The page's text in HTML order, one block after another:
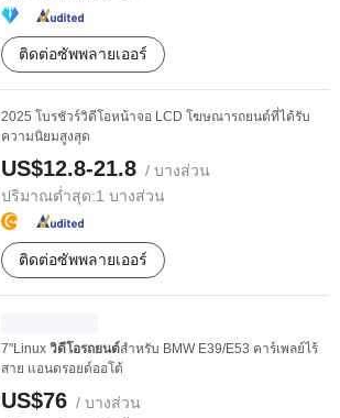
ติดต่อซัพพลายเออร์
2025 โบรชัวร์วิดีโอหน้าจอ LCD โฆษณารถยนต์ที่ได้รับ
ความนิยมสูงสุด
US$12.8-21.8 / บางส่วน
ปริมาณต่ำสุด:1 บางส่วน
ติดต่อซัพพลายเออร์
7"Linux วิดีโอรถยนต์สำหรับ BMW E39/E53 คาร์เพลย์ไร้
สาย แอนดรอยด์ออโต้
US$76 / บางส่วน